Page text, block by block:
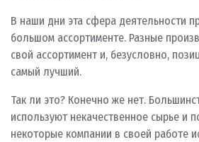
В наши дни эта сфера деятельности
большом ассортименте. Разные
свой ассортимент и, безусловно,
самый лучший.
Так ли это? Конечно же нет.
используют некачественное сырье и
некоторые компании в своей работе